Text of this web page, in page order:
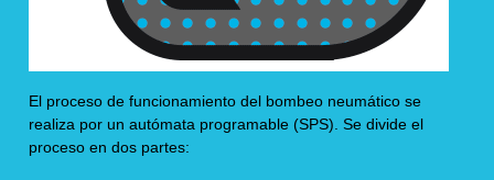
El proceso de funcionamiento del bombeo neumático se
realiza por un autómata programable (SPS). Se divide el
proceso en dos partes: